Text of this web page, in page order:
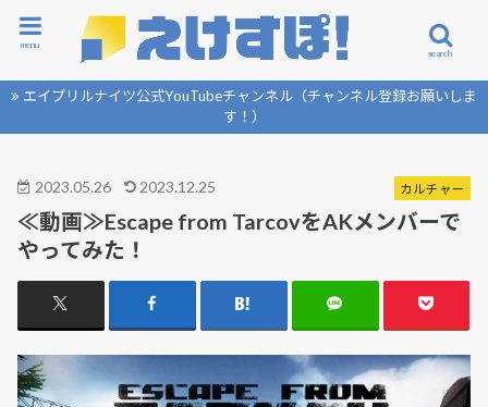
search
menu
エイプリルナイツ公式YouTubeチャンネル（チャンネル登録お願いしま
す！）
カルチャー
2023.05.26 2023.12.25
≪動画≫Escape from TarcovをAKメンバーで
やってみた！